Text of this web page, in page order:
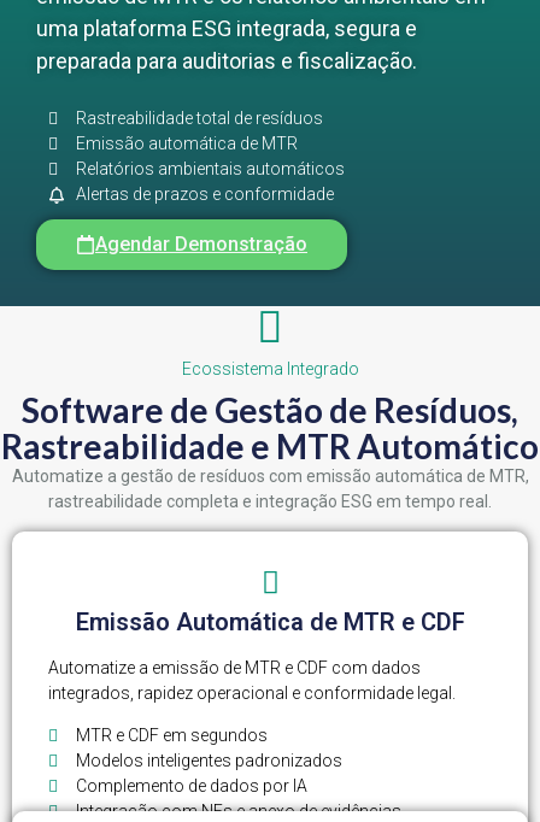
uma plataforma ESG integrada, segura e
preparada para auditorias e fiscalização.
Rastreabilidade total de resíduos
Emissão automática de MTR
Relatórios ambientais automáticos
Alertas de prazos e conformidade
Agendar Demonstração
Ecossistema Integrado
Software de Gestão de Resíduos,
Rastreabilidade e MTR Automático
Automatize a gestão de resíduos com emissão automática de MTR,
rastreabilidade completa e integração ESG em tempo real.
Emissão Automática de MTR e CDF
Automatize a emissão de MTR e CDF com dados
integrados, rapidez operacional e conformidade legal.
MTR e CDF em segundos
Modelos inteligentes padronizados
Complemento de dados por IA
Integração com NFs e anexo de evidências